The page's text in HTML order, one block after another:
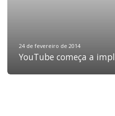
24 de fevereiro de 2014
YouTube começa a